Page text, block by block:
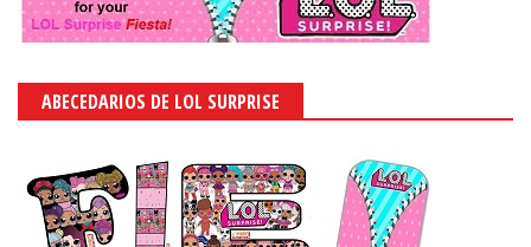
ABECEDARIOS DE LOL SURPRISE